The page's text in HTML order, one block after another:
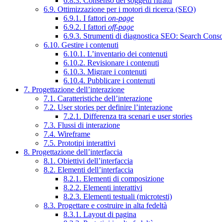
6.9. Ottimizzazione per i motori di ricerca (SEO)
6.9.1. I fattori on-page
6.9.2. I fattori off-page
6.9.3. Strumenti di diagnostica SEO: Search
6.10. Gestire i contenuti
6.10.1. L’inventario dei contenuti
6.10.2. Revisionare i contenuti
6.10.3. Migrare i contenuti
6.10.4. Pubblicare i contenuti
7. Progettazione dell’interazione
7.1. Caratteristiche dell’interazione
7.2. User stories per definire l’interazione
7.2.1. Differenza tra scenari e user stories
7.3. Flussi di interazione
7.4. Wireframe
7.5. Prototipi interattivi
8. Progettazione dell’interfaccia
8.1. Obiettivi dell’interfaccia
8.2. Elementi dell’interfaccia
8.2.1. Elementi di composizione
8.2.2. Elementi interattivi
8.2.3. Elementi testuali (microtesti)
8.3. Progettare e costruire in alta fedeltà
8.3.1. Layout di pagina